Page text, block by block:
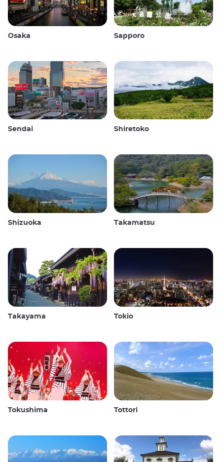
Osaka Sapporo
Sendai Shiretoko
Shizuoka Takamatsu
Takayama Tokio
Tokushima Tottori